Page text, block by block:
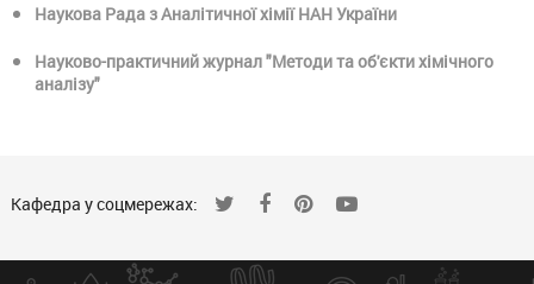
Наукова Рада з Аналітичної хімії НАН України
Науково-практичний журнал "Методи та об'єкти хімічного
аналізу"
Кафедра у соцмережах: